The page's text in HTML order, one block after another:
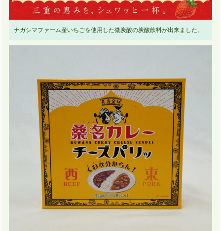
ナガシマファーム産いちごを使用した微炭酸の炭酸飲料が出来ました。